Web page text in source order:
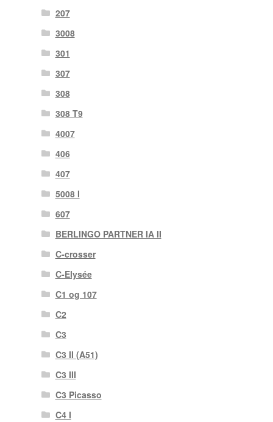
207
3008
301
307
308
308 T9
4007
406
407
5008 I
607
BERLINGO PARTNER IA II
C-crosser
C-Elysée
C1 og 107
C2
C3
C3 II (A51)
C3 III
C3 Picasso
C4 I